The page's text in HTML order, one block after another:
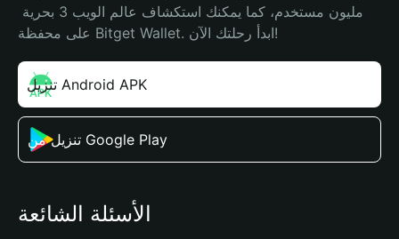
على محفظة Bitget Wallet. ابدأ رحلتك الآن!
تنزيل Android APK
تنزيل من Google Play
الأسئلة الشائعة